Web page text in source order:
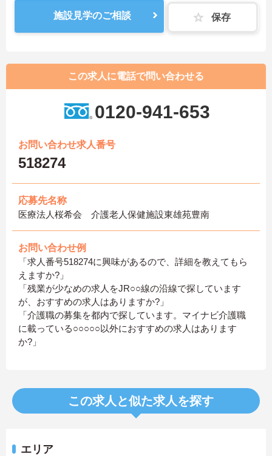
施設見学のご相談 保存
この求人に電話で問い合わせる
0120-941-653
お問い合わせ求人番号
518274
応募先名称
医療法人桜希会 介護老人保健施設東雄苑豊南
お問い合わせ例
「求人番号518274に興味があるので、詳細を教えてもら
えますか?」
「残業が少なめの求人をJR○○線の沿線で探しています
が、おすすめの求人はありますか?」
「介護職の募集を都内で探しています。マイナビ介護職
に載っている○○○○○以外におすすめの求人はあります
か?」
この求人と似た求人を探す
エリア